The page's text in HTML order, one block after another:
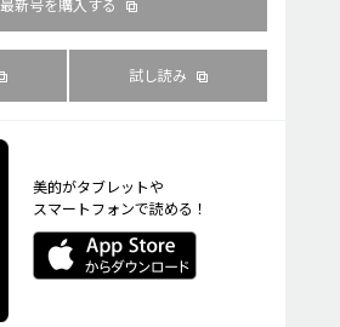
最新号を購入する
試し読み
美的がタブレットや
スマートフォンで読める！